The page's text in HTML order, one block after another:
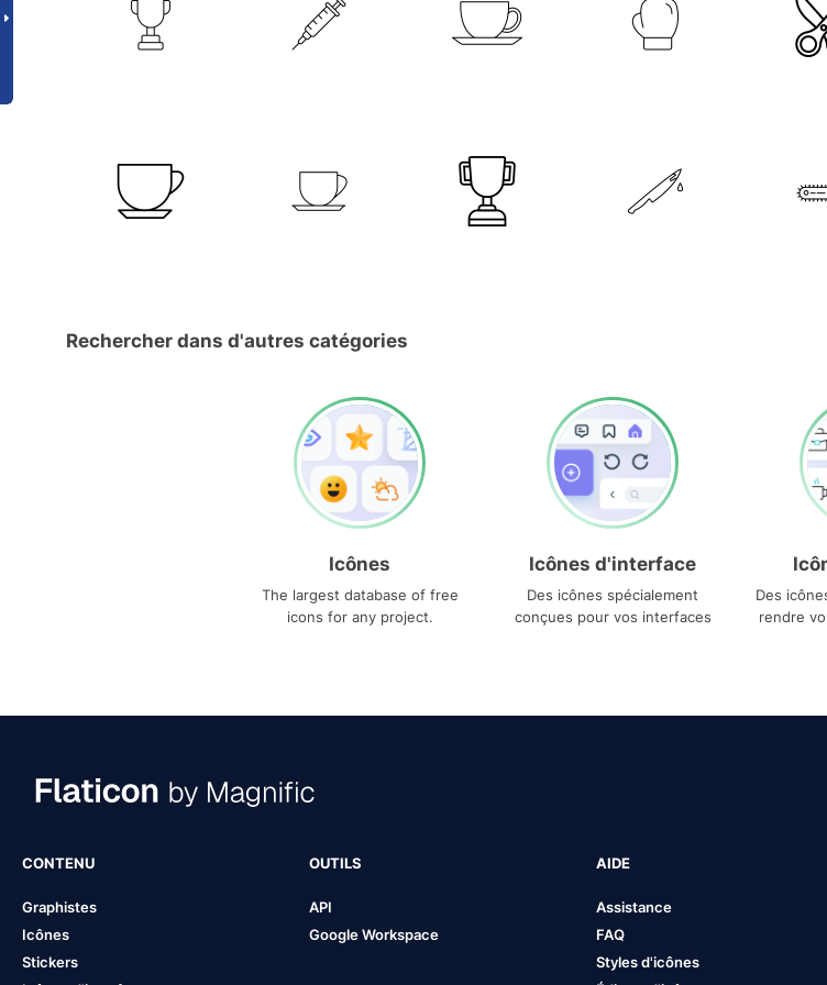
Rechercher dans d'autres catégories
Icônes
The largest database of free
icons for any project.
Icônes d'interface
Des icônes spécialement
conçues pour vos interfaces
Des
rendre
CONTENU
Graphistes
Icônes
Stickers
OUTILS
API
Google Workspace
AIDE
Assistance
FAQ
Styles d'icônes